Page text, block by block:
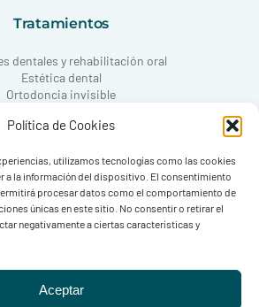
Política de Cookies
utilizamos tecnologías como las cookies
a la información del dispositivo. El consentimiento
procesar datos como el comportamiento de
únicas en este sitio. No consentir o retirar el
negativamente a ciertas características y
Aceptar
Tratamientos
dentales y rehabilitación oral
Estética dental
Ortodoncia invisible
conservadora
ATM y oclusión
Contacto
Sitges, Barcelona
938 11 00 07